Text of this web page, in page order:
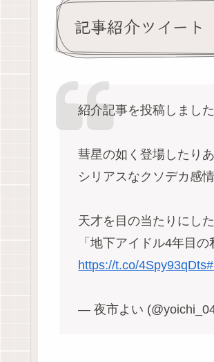
記事紹介ツイート
紹介記事を投稿しました
彗星の如く登場したり
シリアスなクソデカ感
天才を目の当たりにし
「地下アイドル4年目
https://t.co/4Spy93qDts
— 夜市よい